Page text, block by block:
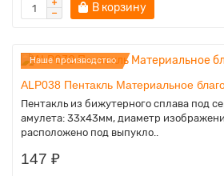
В корзину
Наше производство
ALP038 Пентакль Материальное
Пентакль из бижутерного сплава под
амулета: 33х43мм, диаметр
расположено под выпукло..
147 ₽